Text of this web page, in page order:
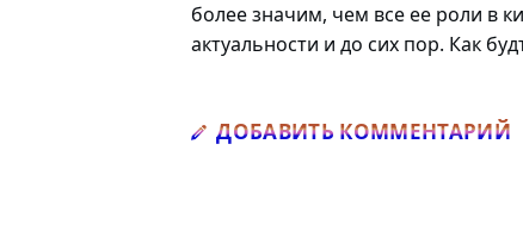
более значим, чем все ее роли в
актуальности и до сих пор. Как
ДОБАВИТЬ КОММЕНТАРИЙ